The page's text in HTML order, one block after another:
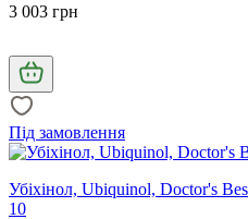
3 003 грн
Під замовлення
Убіхінол, Ubiquinol, Doctor's
10